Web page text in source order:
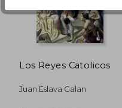
Los Reyes Catolicos
Juan Eslava Galan